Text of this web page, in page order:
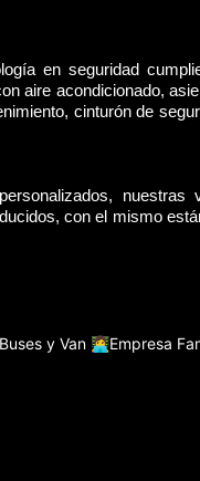
en seguridad
aire acondicionado,
cinturón de
nuestras
con el mismo
y Van 👩‍💻Empresa